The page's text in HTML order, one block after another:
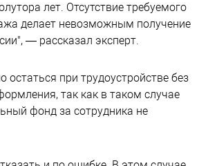
лет. Отсутствие требуемого
делает невозможным получение
— рассказал эксперт.
остаться при трудоустройстве без
так как в таком случае
фонд за сотрудника не